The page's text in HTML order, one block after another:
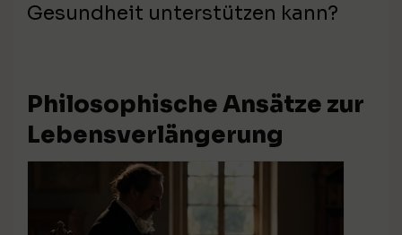
Gesundheit unterstützen kann?
Philosophische Ansätze zur
Lebensverlängerung